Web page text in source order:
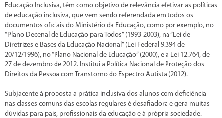
Educação Inclusiva, têm como objetivo de relevância efetivar as políticas
de educação inclusiva, que vem sendo referendada em todos os
documentos oficiais do Ministério da Educação, como por exemplo, no
“Plano Decenal de Educação para Todos” (1993-2003), na “Lei de
Diretrizes e Bases da Educação Nacional” (Lei Federal 9.394 de
20/12/1996), no “Plano Nacional de Educação” (2000), e a Lei 12.764, de
27 de dezembro de 2012. Institui a Política Nacional de Proteção dos
Direitos da Pessoa com Transtorno do Espectro Autista (2012).
Subjacente à proposta a prática inclusiva dos alunos com deficiência
nas classes comuns das escolas regulares é desafiadora e gera muitas
dúvidas para pais, profissionais da educação e à própria sociedade.